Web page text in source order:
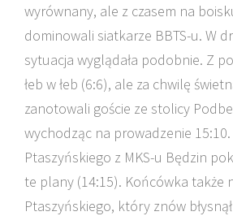
wyrównany, ale z czasem na
dominowali siatkarze BBTS-u. W
sytuacja wyglądała podobnie. Z
łeb w łeb (6:6), ale za chwilę
zanotowali goście ze stolicy
wychodząc na prowadzenie
Ptaszyńskiego z MKS-u Będzin
te plany (14:15). Końcówka także
Ptaszyńskiego, który znów